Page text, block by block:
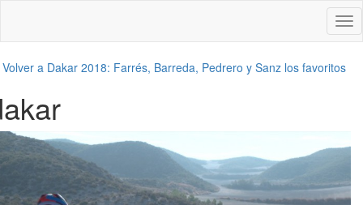
Volver a Dakar 2018: Farrés, Barreda, Pedrero y Sanz los favoritos